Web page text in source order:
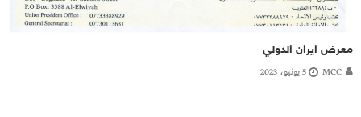
معرض ايران الدولي
MCC 5 يونيو، 2023